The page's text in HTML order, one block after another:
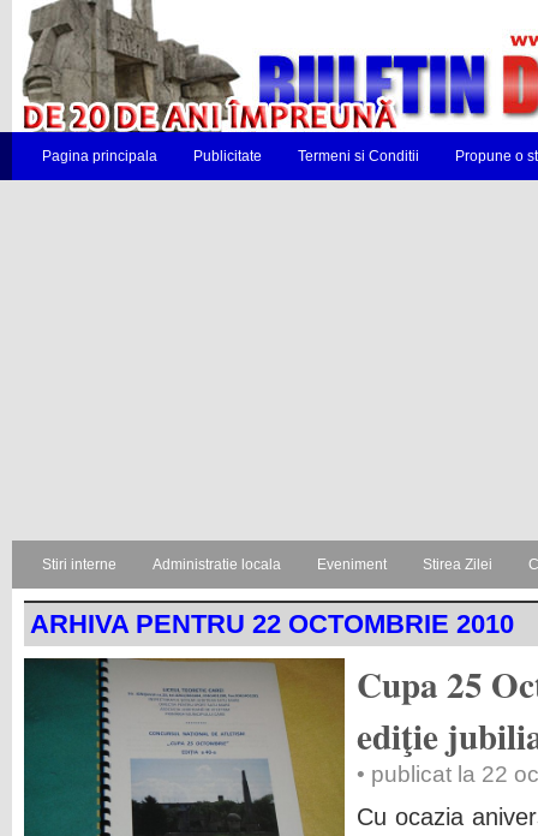
Pagina principala Publicitate Termeni si Conditii Propune o
Stiri interne Administratie locala Eveniment Stirea Zilei
ARHIVA PENTRU 22 OCTOMBRIE 2010
Cupa 25
ediţie
• publicat la 22
Cu ocazia